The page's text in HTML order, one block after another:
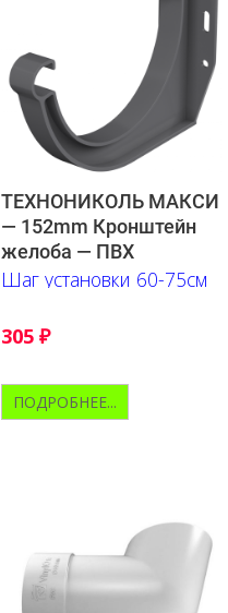
ТЕХНОНИКОЛЬ МАКСИ
— 152mm Кронштейн
желоба — ПВХ
Шаг установки 60-75см
305 ₽
ПОДРОБНЕЕ...